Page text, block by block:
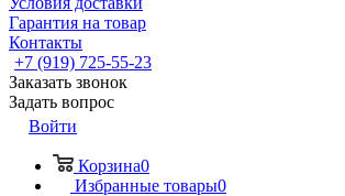
Гарантия на товар
Контакты
+7 (919) 725-55-23
Заказать звонок
Задать вопрос
Войти
Корзина0
Избранные товары0